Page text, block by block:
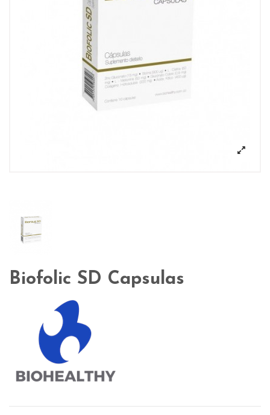
Biofolic SD Capsulas